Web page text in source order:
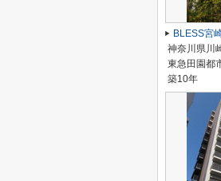
BLESS宮
神奈川県川
東急田園都
築10年